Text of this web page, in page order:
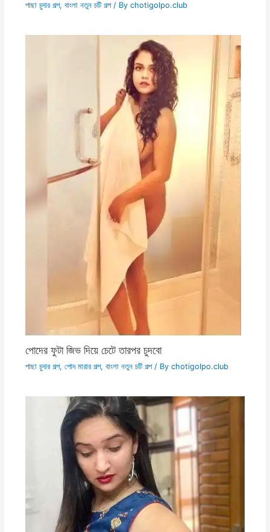
পাছা চুদার গল্প, বাংলা নতুন চটি গল্প/ By chotigolpo.club
পোদের ফুটা জিভ দিয়ে চেটে তারপর চুদবো
পাছা চুদার গল্প, পোদ মারার গল্প, বাংলা নতুন চটি গল্প/ By chotigolpo.club